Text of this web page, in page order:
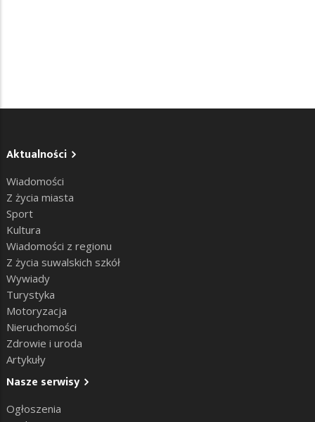
Aktualności
Wiadomości
Z życia miasta
Sport
Kultura
Wiadomości z regionu
Z życia suwalskich szkół
Wywiady
Turystyka
Motoryzacja
Nieruchomości
Zdrowie i uroda
Artykuły
Nasze serwisy
Ogłoszenia